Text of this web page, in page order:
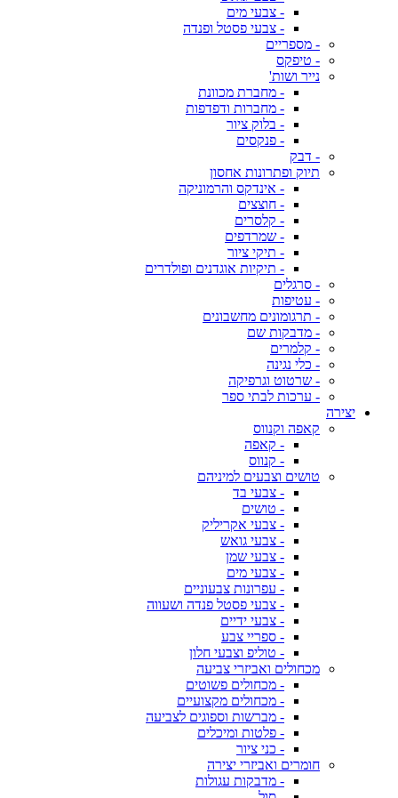
- צבעי מים
- צבעי פסטל ופנדה
- מספריים
- טיפקס
נייר ושות'
- מחברת מכוונת
- מחברות ודפדפות
- בלוק ציור
- פנקסים
- דבק
תיוק ופתרונות אחסון
- אינדקס והרמוניקה
- חוצצים
- קלסרים
- שמרדפים
- תיקי ציור
- תיקיות אוגדנים ופולדרים
- סרגלים
- עטיפות
- תרגומונים מחשבונים
- מדבקות שם
- קלמרים
- כלי נגינה
- שרטוט וגרפיקה
- ערכות לבתי ספר
יצירה
קאפה וקנווס
- קאפה
- קנווס
טושים וצבעים למיניהם
- צבעי בד
- טושים
- צבעי אקריליק
- צבעי גואש
- צבעי שמן
- צבעי מים
- עפרונות צבעוניים
- צבעי פסטל פנדה ושעווה
- צבעי ידיים
- ספריי צבע
- טוליפ וצבעי חלון
מכחולים ואביזרי צביעה
- מכחולים פשוטים
- מכחולים מקצועיים
- מברשות וספוגים לצביעה
- פלטות ומיכלים
- כני ציור
חומרים ואביזרי יצירה
- מדבקות עגולות